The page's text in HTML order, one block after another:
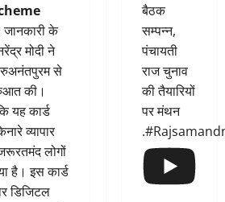
जानकारी के
मोदी ने
से
की।
यह कार्ड
व्यापार
लोगों
है। इस कार्ड
डिजिटल
बैठक
सम्पन्न,
पंचायती
राज चुनाव
की तैयारियों
पर मंथन